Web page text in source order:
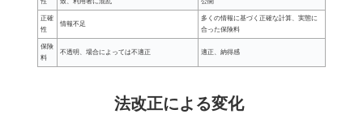
正確
性
情報不足
多くの情報に基づく正確な計算、実態に
合った保険料
保険
料
不透明、場合によっては不適正 適正、納得感
法改正による変化